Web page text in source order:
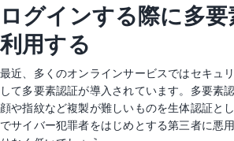
ログインする際に多
利用する
最近、多くのオンラインサービスではセキュ
して多要素認証が導入されています。多要素
顔や指紋など複製が難しいものを生体認証と
でサイバー犯罪者をはじめとする第三者に悪